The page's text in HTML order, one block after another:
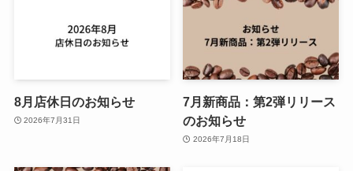
8月店休日のお知らせ
2026年7月31日
7月新商品：第2弾リリース
のお知らせ
2026年7月18日